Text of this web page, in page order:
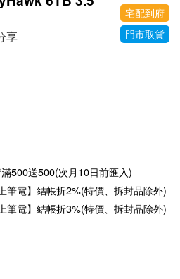
宅配到府
門市取貨
享
滿500送500(次月10日前匯入)
筆電】結帳折2%(特價、拆封品除外)
筆電】結帳折3%(特價、拆封品除外)